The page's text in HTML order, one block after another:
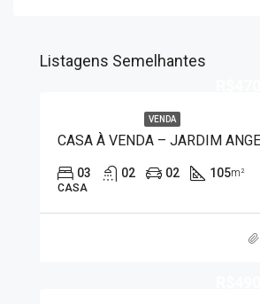
Listagens Semelhantes
VENDA
03 02 02 105m²
CASA